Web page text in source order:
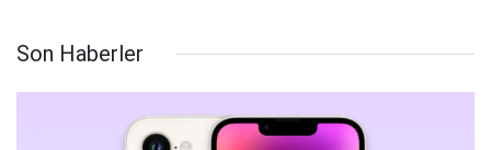
Son Haberler